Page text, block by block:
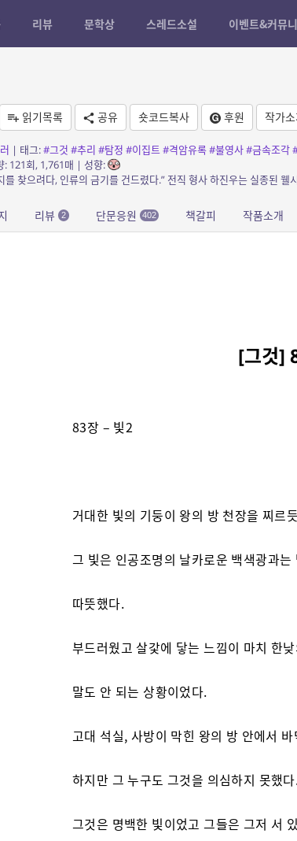
리뷰 문학상 스레드소설 이벤트&커뮤
읽기목록 공유 숏코드복사 후원 작가
| 태그:#그것 #추리 #탐정 #이집트#격암유록#불영사#금속조각
121회, 1,761매 | 성향:
리뷰 2 단문응원 402 책갈피 작품소개
[그것]
83장 – 빛2
거대한 빛의 기둥이 왕의 방 천장을 찌르
그 빛은 인공조명의 날카로운 백색광과는
따뜻했다.
부드러웠고 살갗에 닿는 느낌이 마치 한
말도 안 되는 상황이었다.
고대 석실, 사방이 막힌 왕의 방 안에서
하지만 그 누구도 그것을 의심하지 못했
그것은 명백한 빛이었고 그들은 그저 서